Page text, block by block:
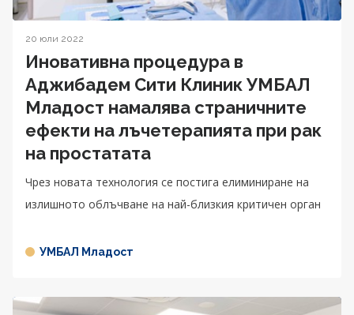
20 юли 2022
Иновативна процедура в
Аджибадем Сити Клиник УМБАЛ
Младост намалява страничните
ефекти на лъчетерапията при рак
на простатата
Чрез новата технология се постига елиминиране на
излишното облъчване на най-близкия критичен орган
УМБАЛ Младост